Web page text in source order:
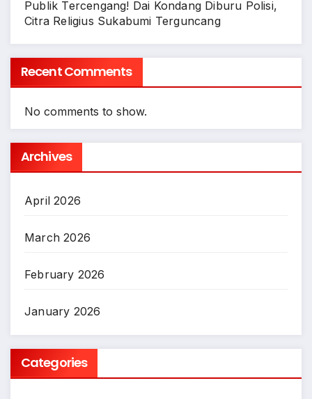
Publik Tercengang! Dai Kondang Diburu Polisi,
Citra Religius Sukabumi Terguncang
Recent Comments
No comments to show.
Archives
April 2026
March 2026
February 2026
January 2026
Categories